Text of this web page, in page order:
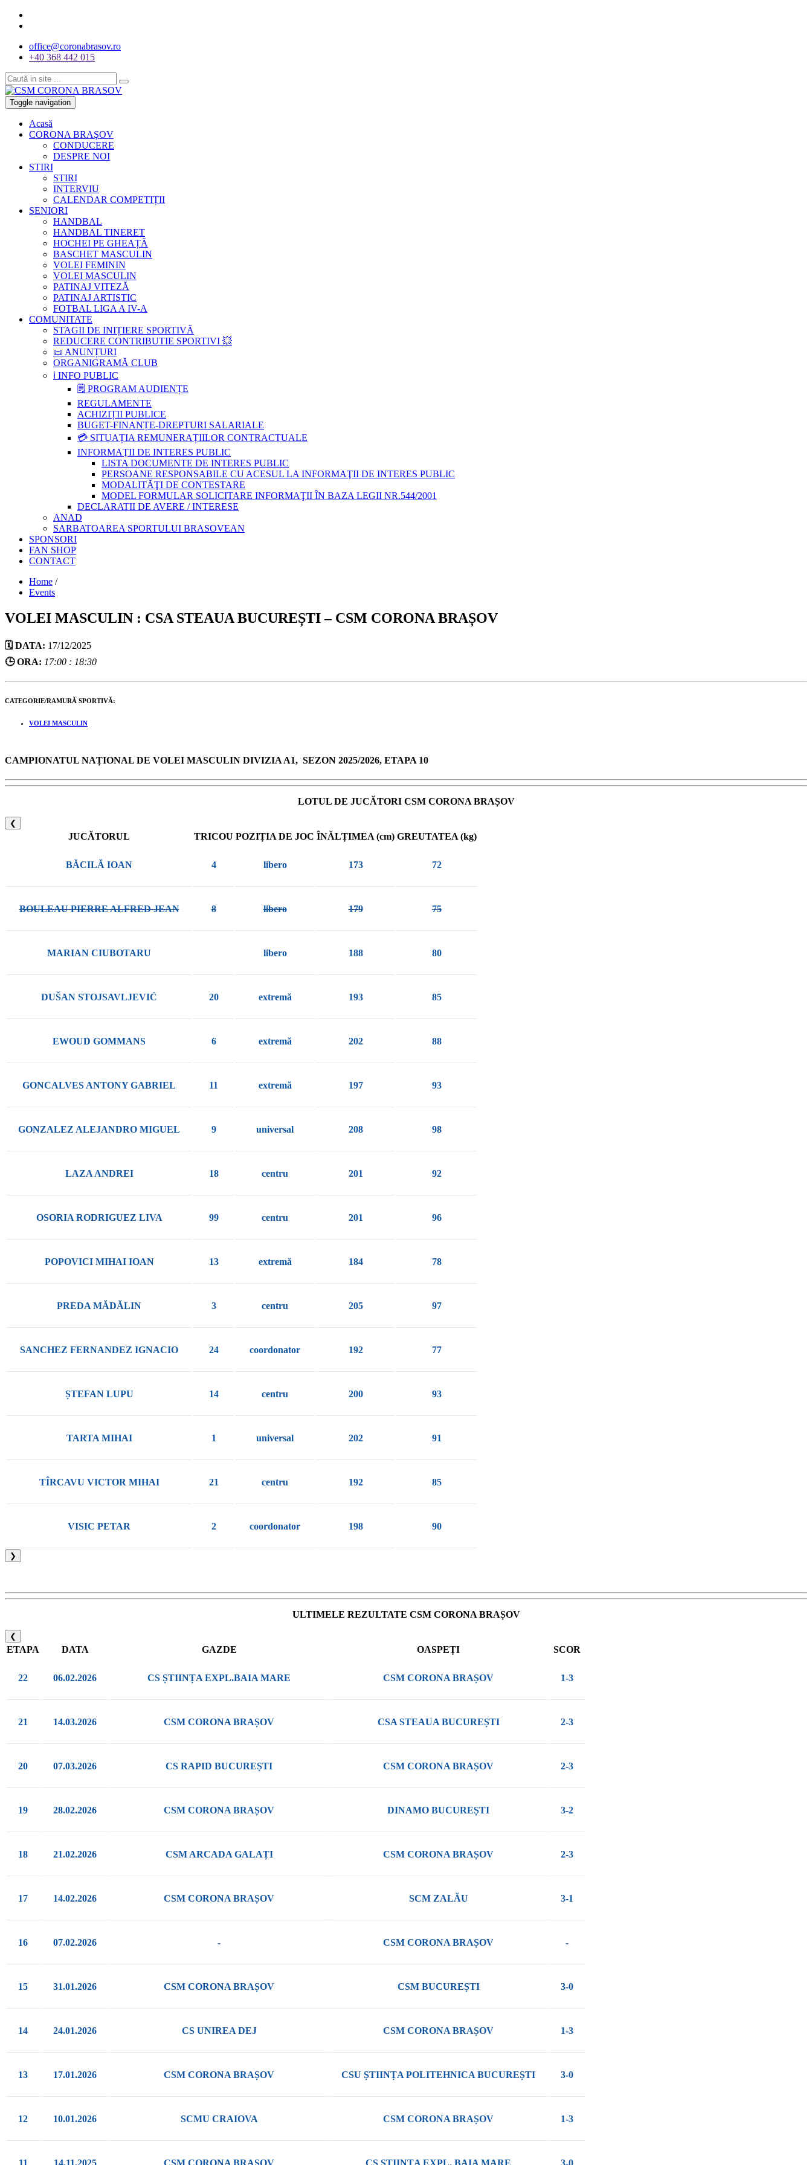
office@coronabrasov.ro
+40 368 442 015
Toggle navigation
Acasă
CORONA BRAŞOV
CONDUCERE
DESPRE NOI
STIRI
STIRI
INTERVIU
CALENDAR COMPETIȚII
SENIORI
HANDBAL
HANDBAL TINERET
HOCHEI PE GHEAȚĂ
BASCHET MASCULIN
VOLEI FEMININ
VOLEI MASCULIN
PATINAJ VITEZĂ
PATINAJ ARTISTIC
FOTBAL LIGA A IV-A
COMUNITATE
STAGII DE INIȚIERE SPORTIVĂ
REDUCERE CONTRIBUTIE SPORTIVI 💥
📜 ANUNȚURI
ORGANIGRAMĂ CLUB
ℹ️ INFO PUBLIC
🗒 PROGRAM AUDIENȚE
REGULAMENTE
ACHIZIȚII PUBLICE
BUGET-FINANȚE-DREPTURI SALARIALE
💳 SITUAȚIA REMUNERAȚIILOR CONTRACTUALE
INFORMAŢII DE INTERES PUBLIC
LISTA DOCUMENTE DE INTERES PUBLIC
PERSOANE RESPONSABILE CU ACESUL LA INFORMAŢII DE INTERES PUBLIC
MODALITĂŢI DE CONTESTARE
MODEL FORMULAR SOLICITARE INFORMAŢII ÎN BAZA LEGII NR.544/2001
DECLARATII DE AVERE / INTERESE
ANAD
SARBATOAREA SPORTULUI BRASOVEAN
SPONSORI
FAN SHOP
CONTACT
Home /
Events
VOLEI MASCULIN : CSA STEAUA BUCUREȘTI – CSM CORONA BRAȘOV
🗓️ DATA: 17/12/2025
🕒 ORA: 17:00 : 18:30
CATEGORIE/RAMURĂ SPORTIVĂ:
VOLEI MASCULIN
CAMPIONATUL NAȚIONAL DE VOLEI MASCULIN DIVIZIA A1, SEZON 2025/2026, ETAPA 10
LOTUL DE JUCĂTORI CSM CORONA BRAȘOV
❮
JUCĂTORUL TRICOU POZIȚIA DE JOC ÎNĂLȚIMEA (cm) GREUTATEA (kg)
BĂCILĂ IOAN 4 libero 173 72
BOULEAU PIERRE ALFRED JEAN 8 libero 179 75
MARIAN CIUBOTARU libero 188 80
DUŠAN STOJSAVLJEVIĆ 20 extremă 193 85
EWOUD GOMMANS 6 extremă 202 88
GONCALVES ANTONY GABRIEL 11 extremă 197 93
GONZALEZ ALEJANDRO MIGUEL 9 universal 208 98
LAZA ANDREI 18 centru 201 92
OSORIA RODRIGUEZ LIVA 99 centru 201 96
POPOVICI MIHAI IOAN 13 extremă 184 78
PREDA MĂDĂLIN 3 centru 205 97
SANCHEZ FERNANDEZ IGNACIO 24 coordonator 192 77
ȘTEFAN LUPU 14 centru 200 93
TARTA MIHAI 1 universal 202 91
TÎRCAVU VICTOR MIHAI 21 centru 192 85
VISIC PETAR 2 coordonator 198 90
❯
ULTIMELE REZULTATE CSM CORONA BRAȘOV
❮
ETAPA DATA GAZDE OASPEȚI SCOR
22 06.02.2026 CS ȘTIINȚA EXPL.BAIA MARE CSM CORONA BRAȘOV 1-3
21 14.03.2026 CSM CORONA BRAȘOV CSA STEAUA BUCUREȘTI 2-3
20 07.03.2026 CS RAPID BUCUREȘTI CSM CORONA BRAȘOV 2-3
19 28.02.2026 CSM CORONA BRAȘOV DINAMO BUCUREȘTI 3-2
18 21.02.2026 CSM ARCADA GALAȚI CSM CORONA BRAȘOV 2-3
17 14.02.2026 CSM CORONA BRAȘOV SCM ZALĂU 3-1
16 07.02.2026 - CSM CORONA BRAȘOV -
15 31.01.2026 CSM CORONA BRAȘOV CSM BUCUREȘTI 3-0
14 24.01.2026 CS UNIREA DEJ CSM CORONA BRAȘOV 1-3
13 17.01.2026 CSM CORONA BRAȘOV CSU ȘTIINȚA POLITEHNICA BUCUREȘTI 3-0
12 10.01.2026 SCMU CRAIOVA CSM CORONA BRAȘOV 1-3
11 14.11.2025 CSM CORONA BRAȘOV CS ȘTIINȚA EXPL. BAIA MARE 3-0